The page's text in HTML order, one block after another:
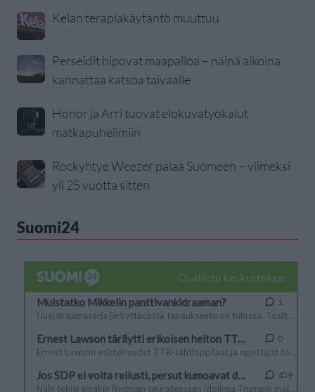
Kelan terapiakäytäntö muuttuu
Perseidit hipovat maapalloa – näinä aikoina
kannattaa katsoa taivaalle
Honor ja Arri tuovat elokuvatyökalut
matkapuhelimiin
Rockyhtye Weezer palaa Suomeen – viimeksi
yli 25 vuotta sitten
Suomi24